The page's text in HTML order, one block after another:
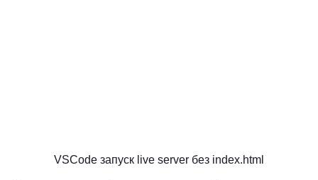
VSCode запуск live server без index.html